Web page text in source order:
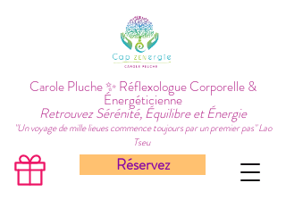
Carole Pluche ✨ Réflexologue Corporelle &
Énergéticienne
Retrouvez Sérénité, Équilibre et Énergie
"Un voyage de mille lieues commence toujours par un premier pas" Lao
Tseu
Réservez